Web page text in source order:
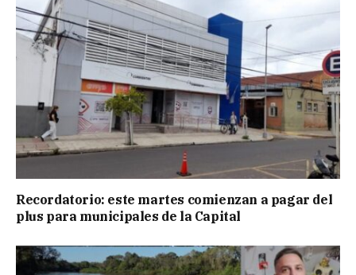
Recordatorio: este martes comienzan a pagar del
plus para municipales de la Capital